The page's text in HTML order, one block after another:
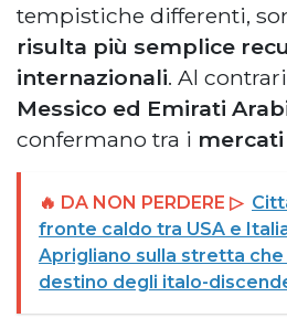
tempistiche differenti,
risulta più semplice
internazionali. Al
Messico ed Emirati
confermano tra i
🔥 DA NON PERDERE ▷
fronte caldo tra USA e
Aprigliano sulla stretta che
destino degli italo-